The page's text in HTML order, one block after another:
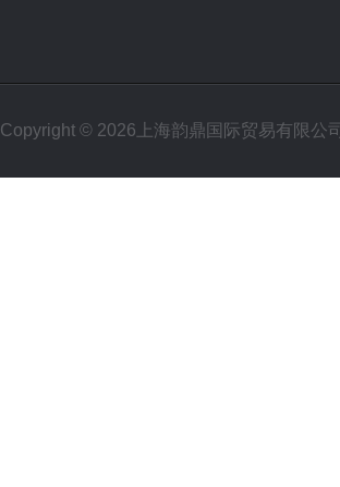
Copyright © 2026上海韵鼎国际贸易有限公